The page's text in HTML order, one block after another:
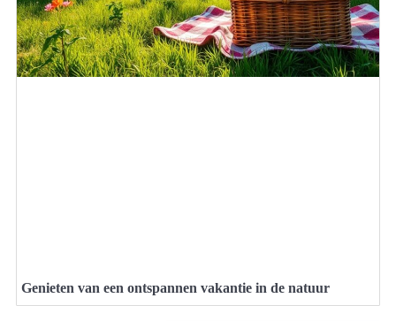
Genieten van een ontspannen vakantie in de natuur